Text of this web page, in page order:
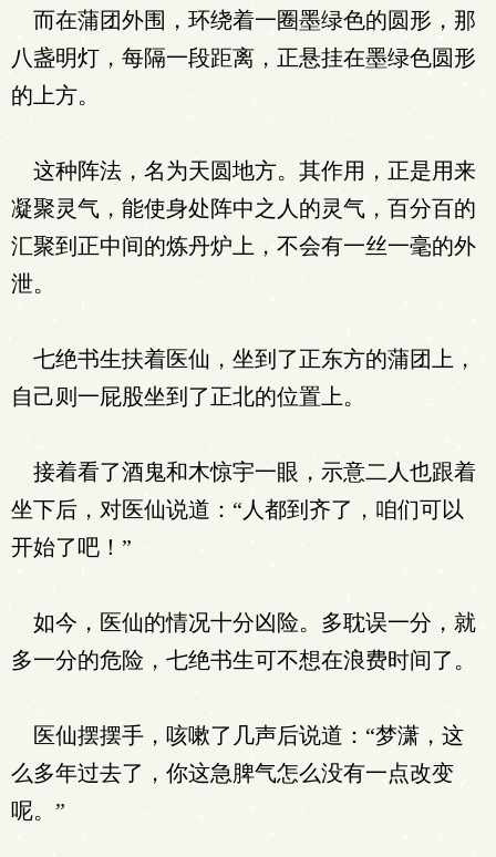
而在蒲团外围，环绕着一圈墨绿色的圆形，那
八盏明灯，每隔一段距离，正悬挂在墨绿色圆形
的上方。
这种阵法，名为天圆地方。其作用，正是用来
凝聚灵气，能使身处阵中之人的灵气，百分百的
汇聚到正中间的炼丹炉上，不会有一丝一毫的外
泄。
七绝书生扶着医仙，坐到了正东方的蒲团上，
自己则一屁股坐到了正北的位置上。
接着看了酒鬼和木惊宇一眼，示意二人也跟着
坐下后，对医仙说道：“人都到齐了，咱们可以
开始了吧！”
如今，医仙的情况十分凶险。多耽误一分，就
多一分的危险，七绝书生可不想在浪费时间了。
医仙摆摆手，咳嗽了几声后说道：“梦潇，这
么多年过去了，你这急脾气怎么没有一点改变
呢。”